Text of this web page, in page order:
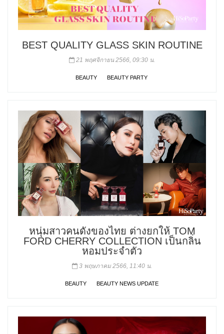
BEST QUALITY GLASS SKIN ROUTINE
21 พฤศจิกายน 2566, 09:30 น.
BEAUTY BEAUTY PARTY
หนุ่มสาวคนดังของไทย ต่างยกให้ TOM
FORD CHERRY COLLECTION เป็นกลิ่น
หอมประจำตัว
3 พฤษภาคม 2566, 11:40 น.
BEAUTY BEAUTY NEWS UPDATE